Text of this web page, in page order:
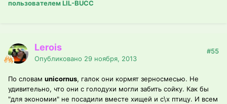
пользователем LIL-BUCC
Lerois
Опубликовано 29 ноября, 2013
#55
По словам unicornus, галок они кормят зерносмесью. Не
удивительно, что они с голодухи могли забить сойку. Как бы
"для экономии" не посадили вместе хищей и с\х птицу. И всем